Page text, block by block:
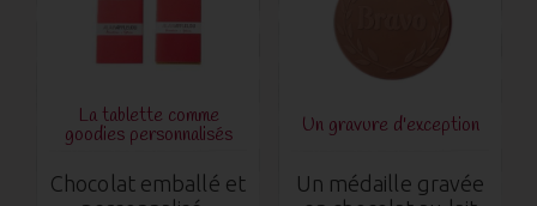
La tablette comme
goodies personnalisés
Chocolat emballé et
Un gravure d'exception
Un médaille gravée